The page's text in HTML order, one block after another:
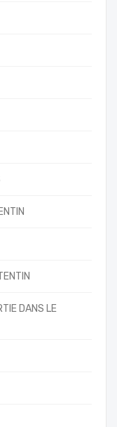
DANS LE